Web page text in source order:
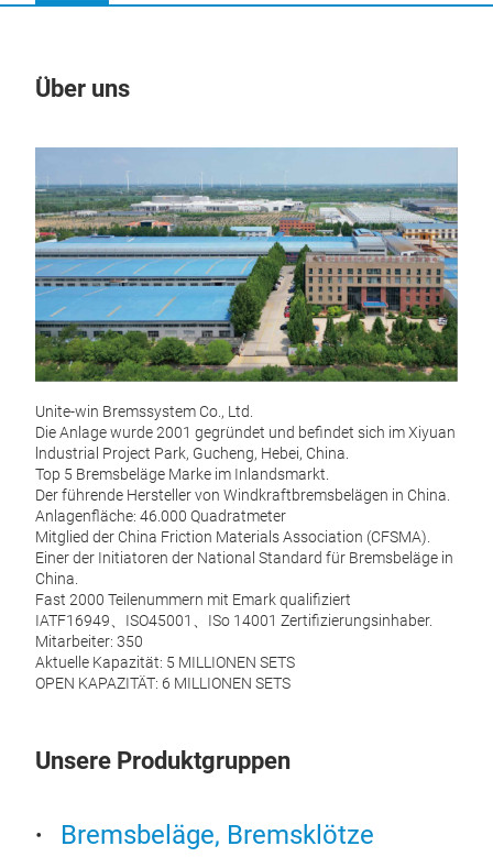
Über uns
Unite-win Bremssystem Co., Ltd.
Die Anlage wurde 2001 gegründet und befindet sich im Xiyuan
lndustrial Project Park, Gucheng, Hebei, China.
Top 5 Bremsbeläge Marke im Inlandsmarkt.
Der führende Hersteller von Windkraftbremsbelägen in China.
Anlagenfläche: 46.000 Quadratmeter
Mitglied der China Friction Materials Association (CFSMA).
Einer der Initiatoren der National Standard für Bremsbeläge in
China.
Fast 2000 Teilenummern mit Emark qualifiziert
IATF16949、ISO45001、ISo 14001 Zertifizierungsinhaber.
Mitarbeiter: 350
Aktuelle Kapazität: 5 MILLIONEN SETS
OPEN KAPAZITÄT: 6 MILLIONEN SETS
Unsere Produktgruppen
Bremsbeläge, Bremsklötze